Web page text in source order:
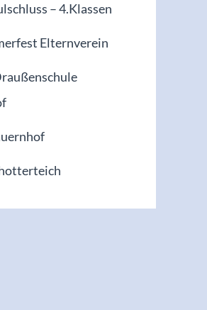
– 4.Klassen
Elternverein